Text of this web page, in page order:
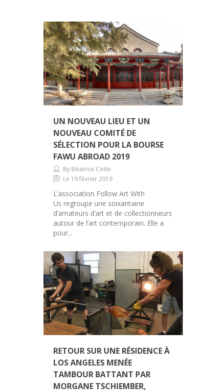
UN NOUVEAU LIEU ET UN
NOUVEAU COMITÉ DE
SÉLECTION POUR LA BOURSE
FAWU ABROAD 2019
By Béatrice Cotte
Le 19 février 2019
L’association Follow Art With
Us regroupe une soixantaine
d’amateurs d’art et de collectionneurs
autour de l’art contemporain. Elle a
pour...
RETOUR SUR UNE RÉSIDENCE À
LOS ANGELES MENÉE
TAMBOUR BATTANT PAR
MORGANE TSCHIEMBER,